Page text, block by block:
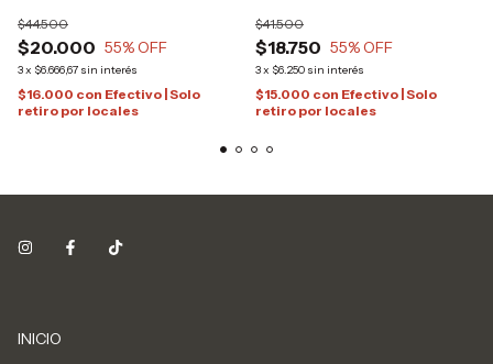
$20.000
$44.500
55% OFF
3x $6.666,67 sin interés
$16.000 con Efectivo | Solo
retiro por locales
$18.750
$41.500
55% OFF
3x $6.250 sin interés
$15.000 con Efectivo | Solo
retiro por locales
INICIO